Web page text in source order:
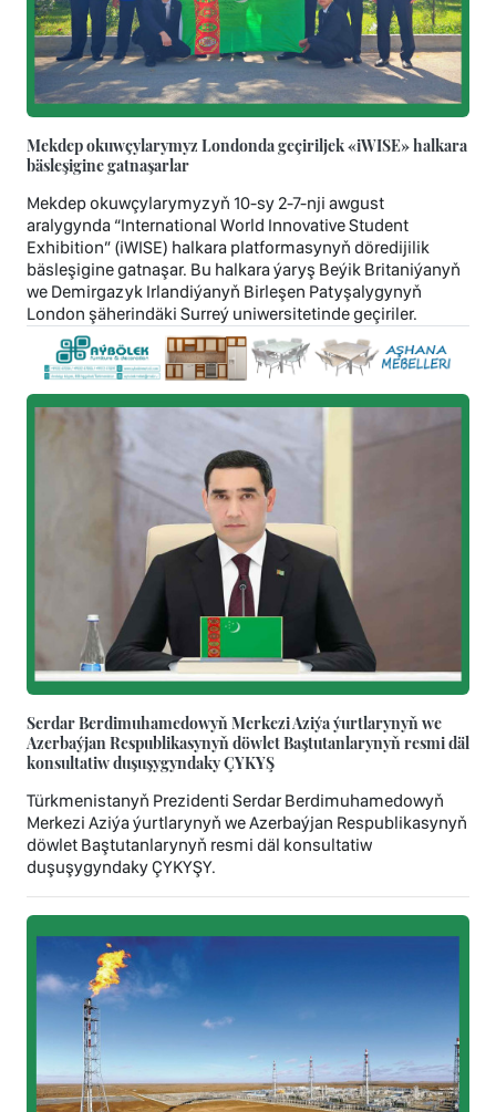
Mekdep okuwçylarymyz Londonda geçiriljek «iWISE» halkara
bäsleşigine gatnaşarlar
Mekdep okuwçylarymyzyň 10-sy 2-7-nji awgust
aralygynda “International World Innovative Student
Exhibition” (iWISE) halkara platformasynyň döredijilik
bäsleşigine gatnaşar. Bu halkara ýaryş Beýik Britaniýanyň
we Demirgazyk Irlandiýanyň Birleşen Patyşalygynyň
London şäherindäki Surreý uniwersitetinde geçiriler.
Serdar Berdimuhamedowyň Merkezi Aziýa ýurtlarynyň we
Azerbaýjan Respublikasynyň döwlet Baştutanlarynyň resmi däl
konsultatiw duşuşygyndaky ÇYKYŞ
Türkmenistanyň Prezidenti Serdar Berdimuhamedowyň
Merkezi Aziýa ýurtlarynyň we Azerbaýjan Respublikasynyň
döwlet Baştutanlarynyň resmi däl konsultatiw
duşuşygyndaky ÇYKYŞY.